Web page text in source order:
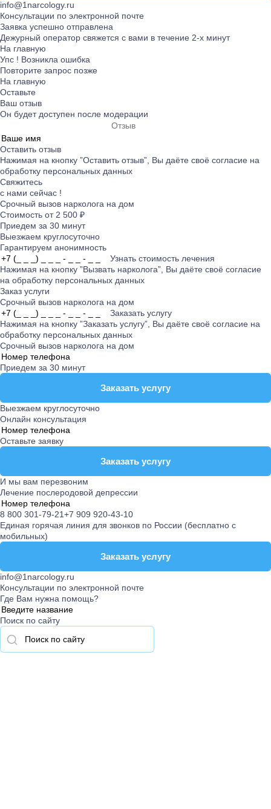
info@1narcology.ru
Консультации по электронной почте
Заявка успешно отправлена
Дежурный оператор свяжется с вами в течение 2-х минут
На главную
Упс ! Возникла ошибка
Повторите запрос позже
На главную
Оставьте
Ваш отзыв
Он будет доступен после модерации
Оставить отзыв
Нажимая на кнопку ”Оставить отзыв”, Вы даёте своё согласие на
обработку персональных данных
Свяжитесь
с нами сейчас !
Срочный вызов нарколога на дом
Стоимость от 2 500 ₽
Приедем за 30 минут
Выезжаем круглосуточно
Гарантируем анонимность
Узнать стоимость лечения
Нажимая на кнопку ”Вызвать нарколога”, Вы даёте своё согласие
на обработку персональных данных
Заказ услуги
Срочный вызов нарколога на дом
Заказать услугу
Нажимая на кнопку ”Заказать услугу”, Вы даёте своё согласие на
обработку персональных данных
Срочный вызов нарколога на дом
Приедем за 30 минут
Заказать услугу
Заказать услугу
Выезжаем круглосуточно
Онлайн консультация
Оставьте заявку
Заказать услугу
Заказать услугу
И мы вам перезвоним
Лечение послеродовой депрессии
8 800 301-79-21+7 909 920-43-10
Единая горячая линия для звонков по России (бесплатно с
мобильных)
Заказать услугу
Заказать услугу
info@1narcology.ru
Консультации по электронной почте
Где Вам нужна помощь?
Поиск по сайту